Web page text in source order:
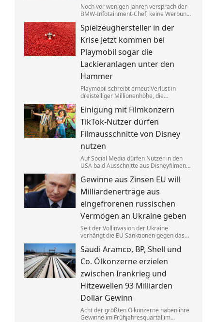
Noch vor wenigen Jahren versprach der
BMW-Infotainment-Chef, keine Werbung
bestimmte Modelle einen Clip für einen
neuen Film. BMW sagt, das sei gar keine
Werbung.
Spielzeughersteller in der
Krise Jetzt kommen bei
Playmobil sogar die
Lackieranlagen unter den
Hammer
Playmobil schreibt erneut Verlust in
dreistelliger Millionenhöhe, die
Vorzeigeunternehmens wandert ins
Ausland. Getrieben wird die Krise auch
von eklatantem Missmanagement.
Einigung mit Filmkonzern
TikTok-Nutzer dürfen
Filmausschnitte von Disney
nutzen
Auf Social Media dürfen Nutzer in den
USA bald Ausschnitte aus Disneyfilmen
Marvel, Star Wars und Co. benutzen. Im
Gegenzug hat Disney auch Anspruch auf
ihre Kurzvideos.
Gewinne aus Zinsen EU will
Milliardenerträge aus
eingefrorenen russischen
Vermögen an Ukraine geben
Seit der Vollinvasion der Ukraine
verhängt die EU Sanktionen gegen das
Gelder wurden festgesetzt, die Erträge
aus den Zinsen sollen jetzt Kyjiw
zugutekommen.
Saudi Aramco, BP, Shell und
Co. Ölkonzerne erzielen
zwischen Irankrieg und
Hitzewellen 93 Milliarden
Dollar Gewinn
Acht der größten Ölkonzerne haben ihre
Gewinne im Frühjahresquartal im